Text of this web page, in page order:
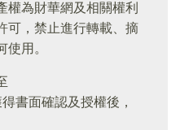
權為財華網及相關權利
可，禁止進行轉載、摘
用。
得書面確認及授權後，